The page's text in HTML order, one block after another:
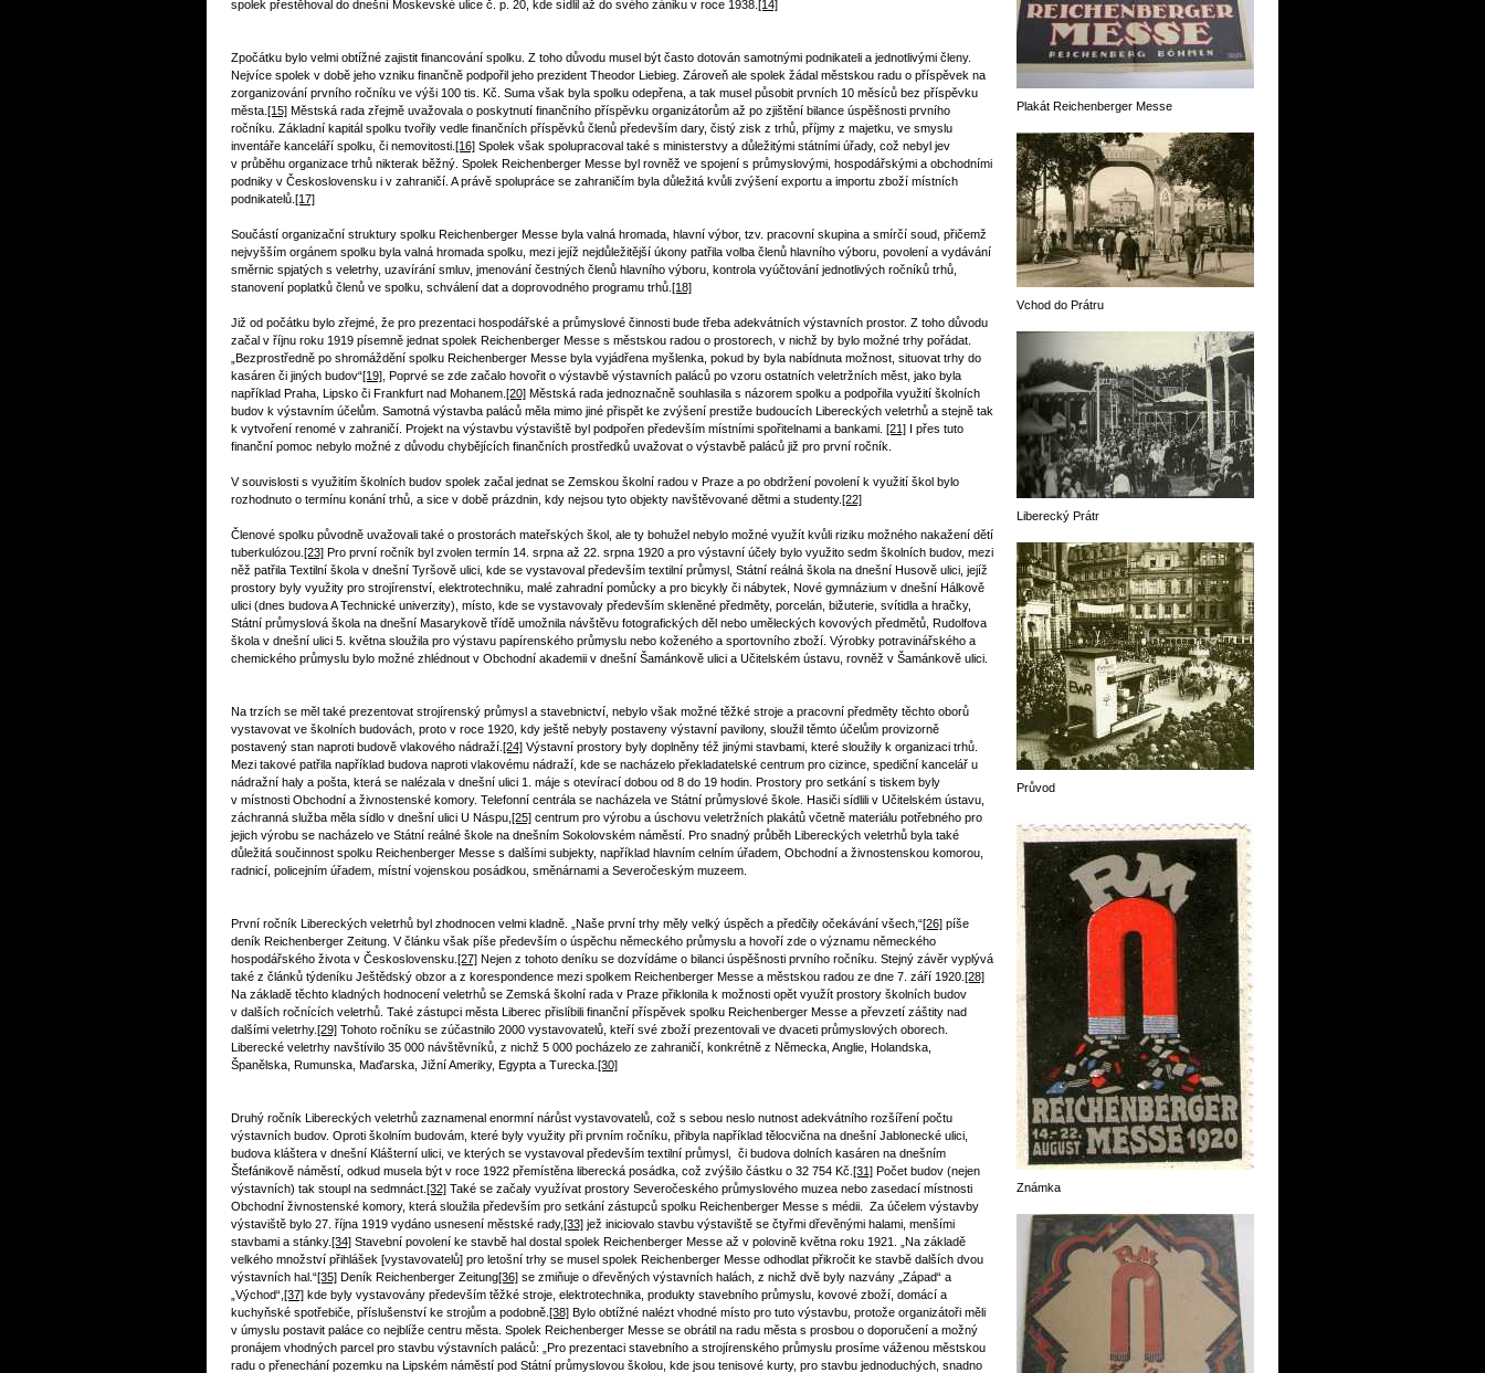
spolek přestěhoval do dnešní Moskevské ulice č. p. 20, kde sídlil až do svého zániku v roce 1938. [14]
Zpočátku bylo velmi obtížné zajistit financování spolku. Z toho důvodu musel být často dotován samotnými podnikateli a jednotlivými členy.
Nejvíce spolek v době jeho vzniku finančně podpořil jeho prezident Theodor Liebieg. Zároveň ale spolek žádal městskou radu o příspěvek na
zorganizování prvního ročníku ve výši 100 tis. Kč. Suma však byla spolku odepřena, a tak musel působit prvních 10 měsíců bez příspěvku
města. [15] Městská rada zřejmě uvažovala o poskytnutí finančního příspěvku organizátorům až po zjištění bilance úspěšnosti prvního
ročníku. Základní kapitál spolku tvořily vedle finančních příspěvků členů především dary, čistý zisk z trhů, příjmy z majetku, ve smyslu
inventáře kanceláří spolku, či nemovitosti. [16] Spolek však spolupracoval také s ministerstvy a důležitými státními úřady, což nebyl jev
v průběhu organizace trhů nikterak běžný. Spolek Reichenberger Messe byl rovněž ve spojení s průmyslovými, hospodářskými a obchodními
podniky v Československu i v zahraničí. A právě spolupráce se zahraničím byla důležitá kvůli zvýšení exportu a importu zboží místních
podnikatelů. [17]
Součástí organizační struktury spolku Reichenberger Messe byla valná hromada, hlavní výbor, tzv. pracovní skupina a smírčí soud, přičemž
nejvyšším orgánem spolku byla valná hromada spolku, mezi jejíž nejdůležitější úkony patřila volba členů hlavního výboru, povolení a vydávání
směrnic spjatých s veletrhy, uzavírání smluv, jmenování čestných členů hlavního výboru, kontrola vyúčtování jednotlivých ročníků trhů,
stanovení poplatků členů ve spolku, schválení dat a doprovodného programu trhů. [18]
Již od počátku bylo zřejmé, že pro prezentaci hospodářské a průmyslové činnosti bude třeba adekvátních výstavních prostor. Z toho důvodu
začal v říjnu roku 1919 písemně jednat spolek Reichenberger Messe s městskou radou o prostorech, v nichž by bylo možné trhy pořádat.
„Bezprostředně po shromáždění spolku Reichenberger Messe byla vyjádřena myšlenka, pokud by byla nabídnuta možnost, situovat trhy do
kasáren či jiných budov“[19] , Poprvé se zde začalo hovořit o výstavbě výstavních paláců po vzoru ostatních veletržních měst, jako byla
například Praha, Lipsko či Frankfurt nad Mohanem. [20] Městská rada jednoznačně souhlasila s názorem spolku a podpořila využití školních
budov k výstavním účelům. Samotná výstavba paláců měla mimo jiné přispět ke zvýšení prestiže budoucích Libereckých veletrhů a stejně tak
k vytvoření renomé v zahraničí. Projekt na výstavbu výstaviště byl podpořen především místními spořitelnami a bankami. [21] I přes tuto
finanční pomoc nebylo možné z důvodu chybějících finančních prostředků uvažovat o výstavbě paláců již pro první ročník.
V souvislosti s využitím školních budov spolek začal jednat se Zemskou školní radou v Praze a po obdržení povolení k využití škol bylo
rozhodnuto o termínu konání trhů, a sice v době prázdnin, kdy nejsou tyto objekty navštěvované dětmi a studenty.[22]
Členové spolku původně uvažovali také o prostorách mateřských škol, ale ty bohužel nebylo možné využít kvůli riziku možného nakažení dětí
tuberkulózou. [23] Pro první ročník byl zvolen termín 14. srpna až 22. srpna 1920 a pro výstavní účely bylo využito sedm školních budov, mezi
něž patřila Textilní škola v dnešní Tyršově ulici, kde se vystavoval především textilní průmysl, Státní reálná škola na dnešní Husově ulici, jejíž
prostory byly využity pro strojírenství, elektrotechniku, malé zahradní pomůcky a pro bicykly či nábytek, Nové gymnázium v dnešní Hálkově
ulici (dnes budova A Technické univerzity), místo, kde se vystavovaly především skleněné předměty, porcelán, bižuterie, svítidla a hračky,
Státní průmyslová škola na dnešní Masarykově třídě umožnila návštěvu fotografických děl nebo uměleckých kovových předmětů, Rudolfova
škola v dnešní ulici 5. května sloužila pro výstavu papírenského průmyslu nebo koženého a sportovního zboží. Výrobky potravinářského a
chemického průmyslu bylo možné zhlédnout v Obchodní akademii v dnešní Šamánkově ulici a Učitelském ústavu, rovněž v Šamánkově ulici.
Na trzích se měl také prezentovat strojírenský průmysl a stavebnictví, nebylo však možné těžké stroje a pracovní předměty těchto oborů
vystavovat ve školních budovách, proto v roce 1920, kdy ještě nebyly postaveny výstavní pavilony, sloužil těmto účelům provizorně
postavený stan naproti budově vlakového nádraží. [24] Výstavní prostory byly doplněny též jinými stavbami, které sloužily k organizaci trhů.
Mezi takové patřila například budova naproti vlakovému nádraží, kde se nacházelo překladatelské centrum pro cizince, spediční kancelář u
nádražní haly a pošta, která se nalézala v dnešní ulici 1. máje s otevírací dobou od 8 do 19 hodin. Prostory pro setkání s tiskem byly
v místnosti Obchodní a živnostenské komory. Telefonní centrála se nacházela ve Státní průmyslové škole. Hasiči sídlili v Učitelském ústavu,
záchranná služba měla sídlo v dnešní ulici U Náspu, [25] centrum pro výrobu a úschovu veletržních plakátů včetně materiálu potřebného pro
jejich výrobu se nacházelo ve Státní reálné škole na dnešním Sokolovském náměstí. Pro snadný průběh Libereckých veletrhů byla také
důležitá součinnost spolku Reichenberger Messe s dalšími subjekty, například hlavním celním úřadem, Obchodní a živnostenskou komorou,
radnicí, policejním úřadem, místní vojenskou posádkou, směnárnami a Severočeským muzeem.
První ročník Libereckých veletrhů byl zhodnocen velmi kladně. „Naše první trhy měly velký úspěch a předčily očekávání všech,“[26] píše
deník Reichenberger Zeitung. V článku však píše především o úspěchu německého průmyslu a hovoří zde o významu německého
hospodářského života v Československu. [27] Nejen z tohoto deníku se dozvídáme o bilanci úspěšnosti prvního ročníku. Stejný závěr vyplývá
také z článků týdeníku Ještědský obzor a z korespondence mezi spolkem Reichenberger Messe a městskou radou ze dne 7. září 1920. [28]
Na základě těchto kladných hodnocení veletrhů se Zemská školní rada v Praze přiklonila k možnosti opět využít prostory školních budov
v dalších ročnících veletrhů. Také zástupci města Liberec přislíbili finanční příspěvek spolku Reichenberger Messe a převzetí záštity nad
dalšími veletrhy.[29] Tohoto ročníku se zúčastnilo 2000 vystavovatelů, kteří své zboží prezentovali ve dvaceti průmyslových oborech.
Liberecké veletrhy navštívilo 35 000 návštěvníků, z nichž 5 000 pocházelo ze zahraničí, konkrétně z Německa, Anglie, Holandska,
Španělska, Rumunska, Maďarska, Jižní Ameriky, Egypta a Turecka. [30]
Druhý ročník Libereckých veletrhů zaznamenal enormní nárůst vystavovatelů, což s sebou neslo nutnost adekvátního rozšíření počtu
výstavních budov. Oproti školním budovám, které byly využity při prvním ročníku, přibyla například tělocvična na dnešní Jablonecké ulici,
budova kláštera v dnešní Klášterní ulici, ve kterých se vystavoval především textilní průmysl, či budova dolních kasáren na dnešním
Štefánikově náměstí, odkud musela být v roce 1922 přemístěna liberecká posádka, což zvýšilo částku o 32 754 Kč. [31] Počet budov (nejen
výstavních) tak stoupl na sedmnáct. [32] Také se začaly využívat prostory Severočeského průmyslového muzea nebo zasedací místnosti
Obchodní živnostenské komory, která sloužila především pro setkání zástupců spolku Reichenberger Messe s médii. Za účelem výstavby
výstaviště bylo 27. října 1919 vydáno usnesení městské rady,[33] jež iniciovalo stavbu výstaviště se čtyřmi dřevěnými halami, menšími
stavbami a stánky.[34] Stavební povolení ke stavbě hal dostal spolek Reichenberger Messe až v polovině května roku 1921. „Na základě
velkého množství přihlášek [vystavovatelů] pro letošní trhy se musel spolek Reichenberger Messe odhodlat přikročit ke stavbě dalších dvou
výstavních hal.“[35] Deník Reichenberger Zeitung[36] se zmiňuje o dřevěných výstavních halách, z nichž dvě byly nazvány „Západ“ a
„Východ“, [37] kde byly vystavovány především těžké stroje, elektrotechnika, produkty stavebního průmyslu, kovové zboží, domácí a
kuchyňské spotřebiče, příslušenství ke strojům a podobně. [38] Bylo obtížné nalézt vhodné místo pro tuto výstavbu, protože organizátoři měli
v úmyslu postavit paláce co nejblíže centru města. Spolek Reichenberger Messe se obrátil na radu města s prosbou o doporučení a možný
pronájem vhodných parcel pro stavbu výstavních paláců: „Pro prezentaci stavebního a strojírenského průmyslu prosíme váženou městskou
radu o přenechání pozemku na Lipském náměstí pod Státní průmyslovou školou, kde jsou tenisové kurty, pro stavbu jednoduchých, snadno
Plakát Reichenberger Messe
Vchod do Prátru
Liberecký Prátr
Průvod
Známka